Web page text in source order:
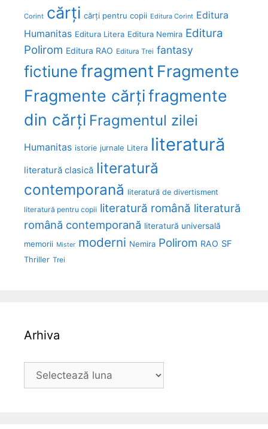
Corint cărți cărți pentru copii Editura Corint Editura
Humanitas Editura Litera Editura Nemira Editura
Polirom Editura RAO Editura Trei fantasy
fictiunefragment Fragmente
Fragmente cărțifragmente
din cărți Fragmentul zilei
Humanitas istorie jurnale Litera literatură
literatură clasică literatură
contemporană literatură de divertisment
literatură pentru copii literatură română literatură
română contemporană literatură universală
memorii Mister moderni Nemira Polirom RAO SF
Thriller Trei
Arhiva
Arhiva